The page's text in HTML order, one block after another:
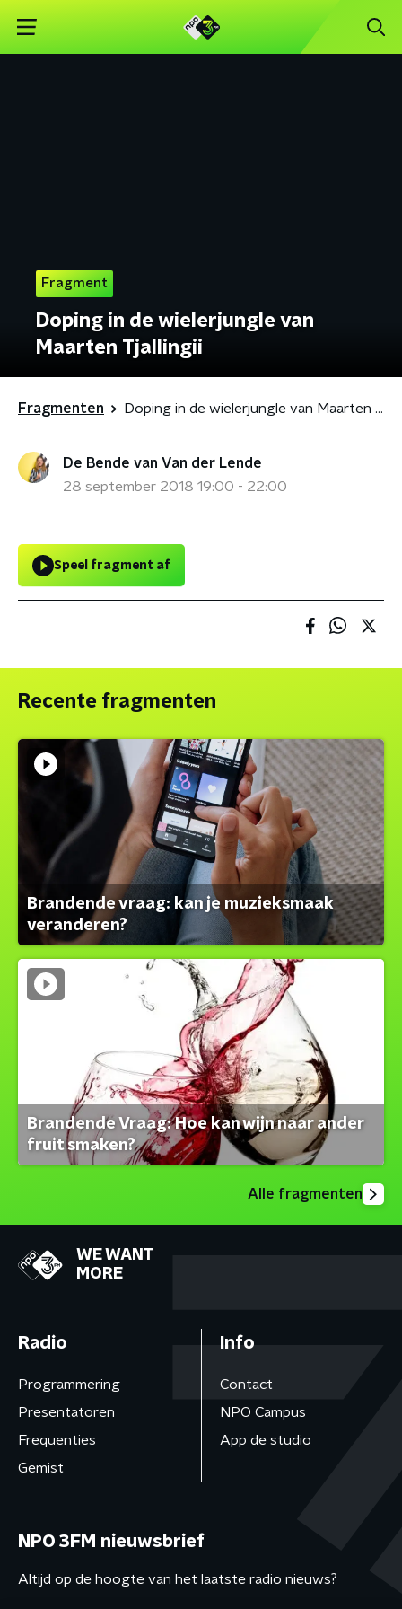
Fragment
Doping in de wielerjungle van
Maarten Tjallingii
Fragmenten Doping in de wielerjungle van Maarten Tjallingii
De Bende van Van der Lende
28 september 2018 19:00 - 22:00
Speel fragment af
Recente fragmenten
Brandende vraag: kan je muzieksmaak
veranderen?
Brandende Vraag: Hoe kan wijn naar ander
fruit smaken?
Alle fragmenten
WE WANT
MORE
Radio
Programmering
Presentatoren
Frequenties
Gemist
Info
Contact
NPO Campus
App de studio
NPO 3FM nieuwsbrief
Altijd op de hoogte van het laatste radio nieuws?